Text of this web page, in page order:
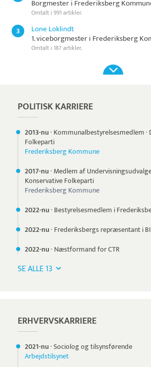
Borgmester i Frederiksberg
Omtalt i 991 artikler.
3 Lone Loklindt
1. viceborgmester i Frederiksberg
Omtalt i 187 artikler.
POLITISK KARRIERE
2013-nu· Kommunalbestyrelsesmedlem·
Folkeparti
Frederiksberg Kommune
2017-nu· Medlem af
Konservative Folkeparti
Frederiksberg Kommune
2022-nu· Bestyrelsesmedlem i
2022-nu· Frederiksbergs repræsentant i
2022-nu· Næstformand for CTR
SE ALLE 13
ERHVERVSKARRIERE
2021-nu·Sociolog og tilsynsførende
Arbejdstilsynet